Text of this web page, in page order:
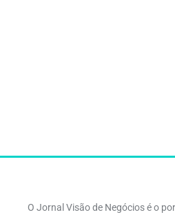
O Jornal Visão de Negócios é o